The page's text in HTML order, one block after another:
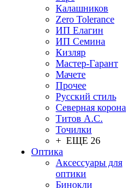
Калашников
Zero Tolerance
ИП Елагин
ИП Семина
Кизляр
Мастер-Гарант
Мачете
Прочее
Русский стиль
Северная корона
Титов А.С.
Точилки
+ ЕЩЕ 26
Оптика
Аксессуары для
оптики
Бинокли